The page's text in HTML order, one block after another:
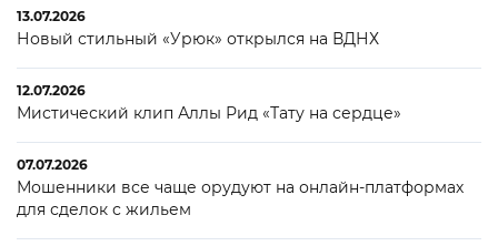
13.07.2026
Новый стильный «Урюк» открылся на ВДНХ
12.07.2026
Мистический клип Аллы Рид «Тату на сердце»
07.07.2026
Мошенники все чаще орудуют на онлайн-платформах
для сделок с жильем